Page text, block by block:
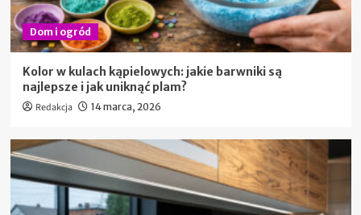
Dom i ogród
Kolor w kulach kąpielowych: jakie barwniki są
najlepsze i jak uniknąć plam?
Redakcja 14 marca, 2026